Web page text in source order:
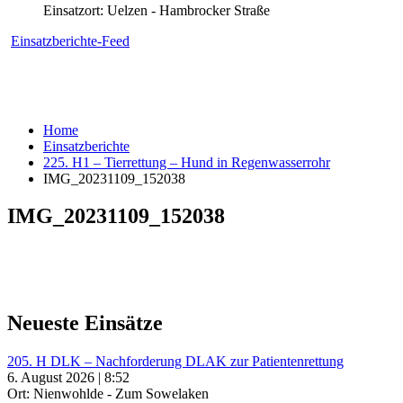
Einsatzort: Uelzen - Hambrocker Straße
Einsatzberichte-Feed
Home
Einsatzberichte
225. H1 – Tierrettung – Hund in Regenwasserrohr
IMG_20231109_152038
IMG_20231109_152038
Neueste Einsätze
205. H DLK – Nachforderung DLAK zur Patientenrettung
6. August 2026 | 8:52
Ort: Nienwohlde - Zum Sowelaken